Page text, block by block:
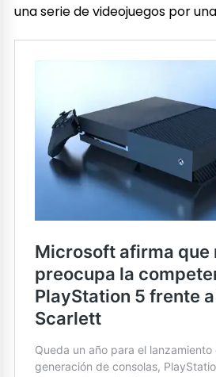
una serie de videojuegos por